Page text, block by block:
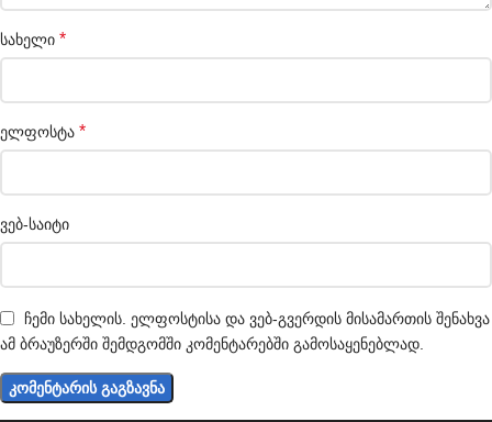
სახელი *
ელფოსტა *
ვებ-საიტი
ჩემი სახელის. ელფოსტისა და ვებ-გვერდის მისამართის შენახვა
ამ ბრაუზერში შემდგომში კომენტარებში გამოსაყენებლად.